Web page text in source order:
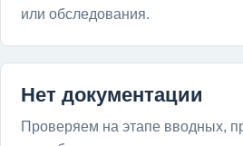
или обследования.
Нет документации
Проверяем на этапе вводных,